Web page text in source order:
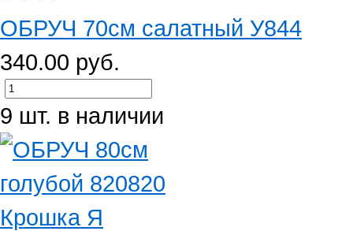
ОБРУЧ 70см салатный У844
340.00 руб.
9 шт. в наличии